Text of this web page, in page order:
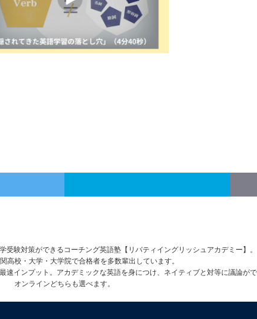
受験対策ができるコーチング英語塾【リバティイングリッシュアカデミー】。
高校・大学・大学院で合格者を多数輩出しています。
インプット。アカデミックな英語を身につけ、ネイティブと対等に議論が
オンラインどちらも選べます。